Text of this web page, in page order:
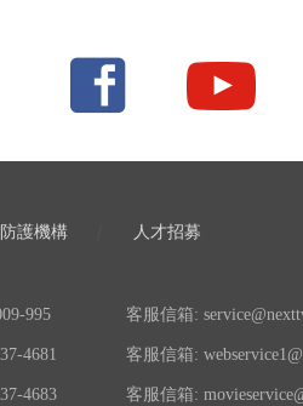
護機構 人才招募
995 客服信箱:
4681 客服信箱:
4683 客服信箱: